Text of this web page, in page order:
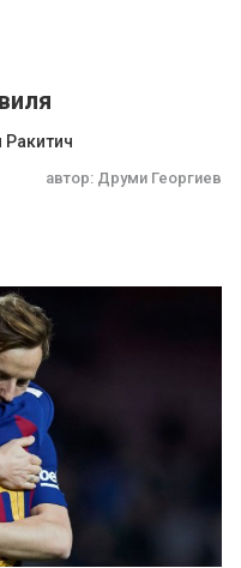
Ракитич
автор: Друми Георгиев